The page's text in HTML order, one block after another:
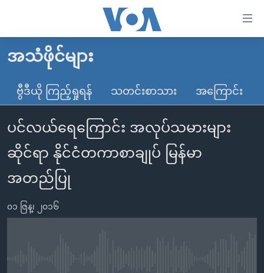
လွယ်ကူ
သည့်
Link
များ
ပင်မ
အကြောင်းအရာ
ကျော်
ကြည့်
မူလစာမျက်နှာ
မြန်မာ
ကမ္ဘာ့သတင်းများ
နိုင်ငံတကာ
အမေရိကန်
အစ္စရေး-ပါလက်စတိုင်း
ဗွီဒီယို
သတင်းလွတ်လပ်ခွင့်
ရပ်ဝန်းတခု လမ်းတခု အလွန်
အင်္ဂလိပ်စာလေ့လာမယ်
အမေရိကန်သုံးအီဒီယံ
အပတ်စဉ်ကဏ္ဍများ
အသံဖိုင်များ
ဗွီဒီယို ကြည့်ရှုရန် သတင်းစာသား အကြောင်း
ပင်လယ်ရေကြောင်း အလုပ်သမားများ
ဆိုင်ရာ နိုင်ငံတကာစာချုပ် မြန်မာ
အတည်ပြု
၀၁ ဇြန္၊ ၂၀၁၆